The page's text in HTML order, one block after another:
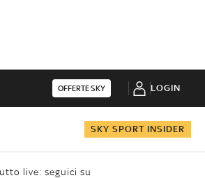
OFFERTE SKY LOGIN
SKY SPORT INSIDER
live: seguici su